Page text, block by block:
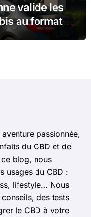
valide les
au format «
facilité
passionnée,
du CBD et de
ce blog, nous
usages du CBD :
lifestyle… Nous
des tests
le CBD à votre